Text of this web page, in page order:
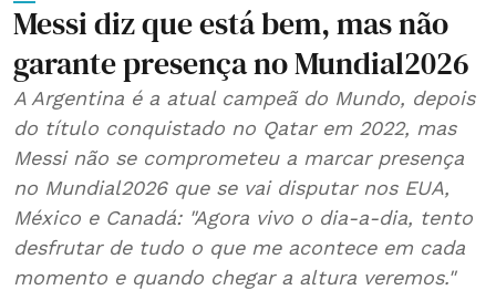
Messi diz que está bem, mas não
garante presença no Mundial2026
A Argentina é a atual campeã do Mundo, depois
do título conquistado no Qatar em 2022, mas
Messi não se comprometeu a marcar presença
no Mundial2026 que se vai disputar nos EUA,
México e Canadá: "Agora vivo o dia-a-dia, tento
desfrutar de tudo o que me acontece em cada
momento e quando chegar a altura veremos."